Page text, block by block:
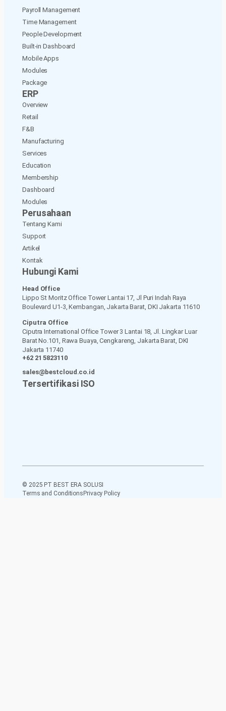
Payroll Management
Time Management
People Development
Built-in Dashboard
Mobile Apps
Modules
Package
ERP
Overview
Retail
F&B
Manufacturing
Services
Education
Membership
Dashboard
Modules
Perusahaan
Tentang Kami
Support
Artikel
Kontak
Hubungi Kami
Head Office
Lippo St Moritz Office Tower Lantai 17, Jl Puri Indah Raya
Boulevard U1-3, Kembangan, Jakarta Barat, DKI Jakarta 11610
Ciputra Office
Ciputra International Office Tower 3 Lantai 18, Jl. Lingkar Luar
Barat No.101, Rawa Buaya, Cengkareng, Jakarta Barat, DKI
Jakarta 11740
+62 21 5823110
sales@bestcloud.co.id
Tersertifikasi ISO
© 2025 PT BEST ERA SOLUSI
Terms and Conditions Privacy Policy